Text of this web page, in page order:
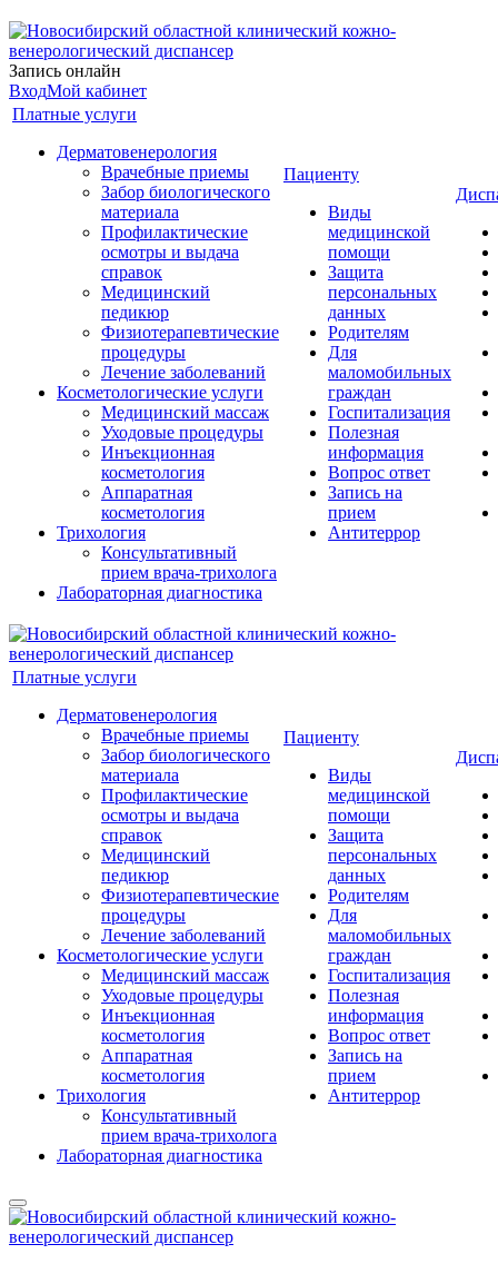
Запись онлайн
ВходМой кабинет
Платные услуги
Дерматовенерология
Врачебные приемы
Забор биологического
материала
Профилактические
осмотры и выдача
справок
Медицинский
педикюр
Физиотерапевтические
процедуры
Лечение заболеваний
Косметологические услуги
Медицинский массаж
Уходовые процедуры
Инъекционная
косметология
Аппаратная
косметология
Трихология
Консультативный
прием врача-трихолога
Лабораторная диагностика
Пациенту
Виды
медицинской
помощи
Защита
персональных
данных
Родителям
Для
маломобильных
граждан
Госпитализация
Полезная
информация
Вопрос ответ
Запись на
прием
Антитеррор
Платные услуги
Дерматовенерология
Врачебные приемы
Забор биологического
материала
Профилактические
осмотры и выдача
справок
Медицинский
педикюр
Физиотерапевтические
процедуры
Лечение заболеваний
Косметологические услуги
Медицинский массаж
Уходовые процедуры
Инъекционная
косметология
Аппаратная
косметология
Трихология
Консультативный
прием врача-трихолога
Лабораторная диагностика
Пациенту
Виды
медицинской
помощи
Защита
персональных
данных
Родителям
Для
маломобильных
граждан
Госпитализация
Полезная
информация
Вопрос ответ
Запись на
прием
Антитеррор